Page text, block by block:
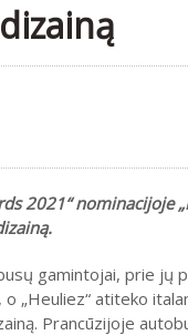
2021“
gamintojai, prie jų
„Heuliez“ atiteko
Prancūzijoje